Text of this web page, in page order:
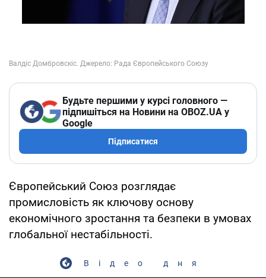
Будьте першими у курсі головного —
підпишіться на Новини на OBOZ.UA у
Google
Підписатися
Європейський Союз розглядає
промисловість як ключову основу
економічного зростання та безпеки в умовах
глобальної нестабільності.
Відео дня